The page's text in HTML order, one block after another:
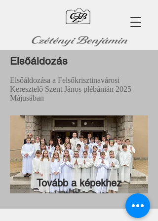
Czétényi Benjámin
Elsőáldozás
Elsőáldozása a Felsőkrisztinavárosi
Keresztelő Szent János plébánián 2025
Májusában
Tovább a képekhez